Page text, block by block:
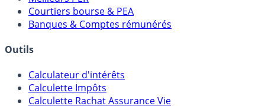
Comparatif Comptes à Terme
Meilleurs PER
Banques & Comptes rémunérés
Outils
Calculateur d'intérêts